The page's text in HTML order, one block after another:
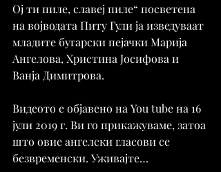
Ој ти пиле, славеј пиле“ посветена
на војводата Питу Гули ја изведуваат
младите бугарски пејачки Марија
Ангелова, Христина Јосифова и
Ванја Димитрова.
Видеото е објавено на You tube на 16
јули 2019 г. Ви го прикажуваме, затоа
што овие ангелски гласови се
безвременски. Уживајте…